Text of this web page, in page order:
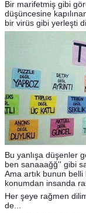
Bir marifetmiş gibi
düşüncesine
bir virüs gibi yerleşti
Bu yanlışa düşenler
ben sanaaağğ'' gibi
Ama artık bunun belli
konumdan insanda
Her şeye rağmen
de...